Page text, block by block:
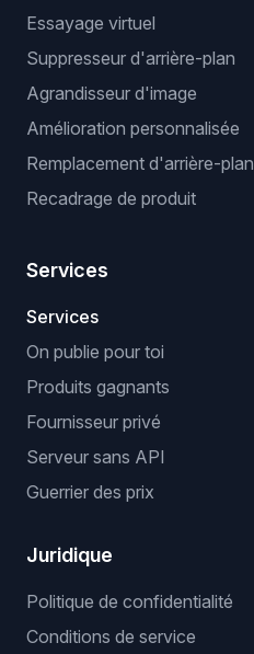
Essayage virtuel
Suppresseur d'arrière-plan
Agrandisseur d'image
Amélioration personnalisée
Remplacement d'arrière-plan
Recadrage de produit
Services
Services
On publie pour toi
Produits gagnants
Fournisseur privé
Serveur sans API
Guerrier des prix
Juridique
Politique de confidentialité
Conditions de service